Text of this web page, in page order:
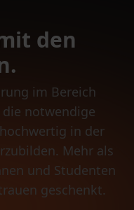
den
im Bereich
notwendige
in der
Mehr als
und Studenten
geschenkt.